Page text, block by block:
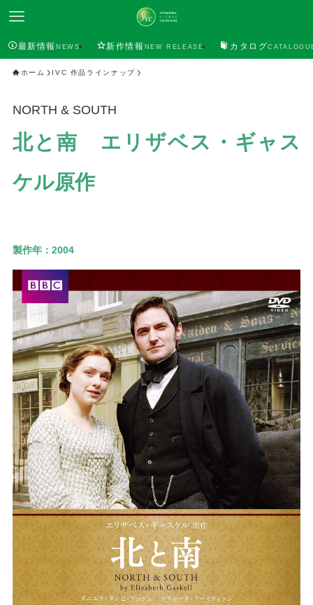
最新情報NEWS 新作情報 NEW RELEASE カタログ
ホーム IVC 作品ラインナップ
NORTH & SOUTH
北と南 エリザベス・ギャス
ケル原作
製作年： 2004